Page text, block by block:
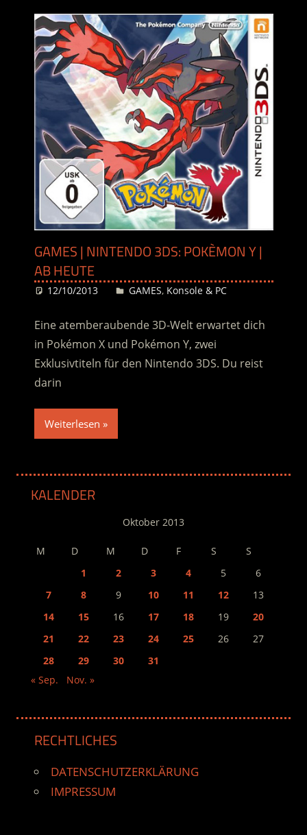
GAMES | NINTENDO 3DS: POKÈMON Y |
AB HEUTE
12/10/2013 Desiree
GAMES, Konsole & PC
Eine atemberaubende 3D-Welt erwartet dich
in Pokémon X und Pokémon Y, zwei
Exklusivtiteln für den Nintendo 3DS. Du reist
darin
Weiterlesen
KALENDER
Oktober 2013
M D M D F S
S
1
2 3 4 5
6
7
8 9 10 11 12
13
14
15 16 17 18 19
20
21
22 23 24 25 26
27
28
29 30
31
« Sep.
Nov. »
RECHTLICHES
DATENSCHUTZERKLÄRUNG
IMPRESSUM